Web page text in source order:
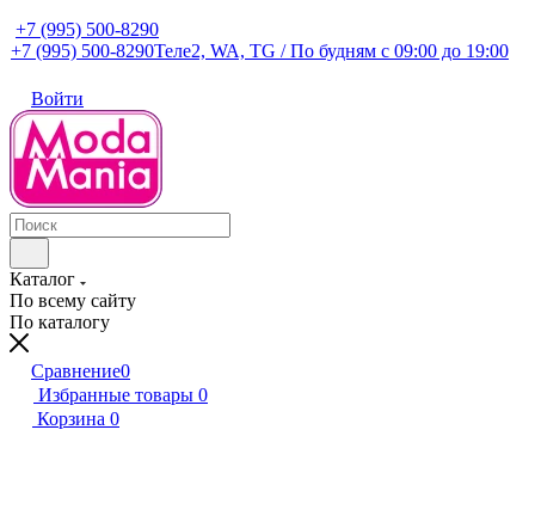
+7 (995) 500-8290
+7 (995) 500-8290Теле2, WA, TG / По будням c 09:00 до 19:00
Войти
Каталог
По всему сайту
По каталогу
Сравнение0
Избранные товары 0
Корзина 0